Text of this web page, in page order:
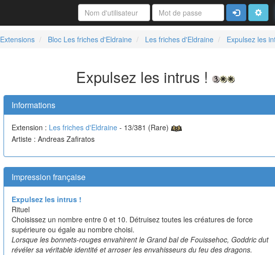
Connexion
Extensions Bloc Les friches d'Eldraine Les friches d'Eldraine Expulsez les
Expulsez les intrus !
Informations
Extension : Les friches d'Eldraine - 13/381 (Rare)
Artiste : Andreas Zafiratos
Impression française
Expulsez les intrus !
Rituel
Choisissez un nombre entre 0 et 10. Détruisez toutes les créatures de force
supérieure ou égale au nombre choisi.
Lorsque les bonnets-rouges envahirent le Grand bal de Fouissehoc, Goddric dut
révéler sa véritable identité et arroser les envahisseurs du feu des dragons.